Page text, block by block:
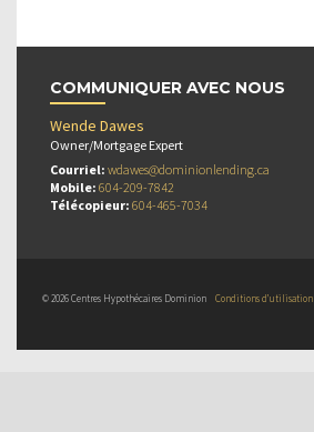
COMMUNIQUER AVEC NOUS
Wende Dawes
Owner/Mortgage Expert
Courriel: wdawes@dominionlending.ca
Mobile: 604-209-7842
Télécopieur: 604-465-7034
© 2026 Centres Hypothécaires Dominion Conditions d’utilisation